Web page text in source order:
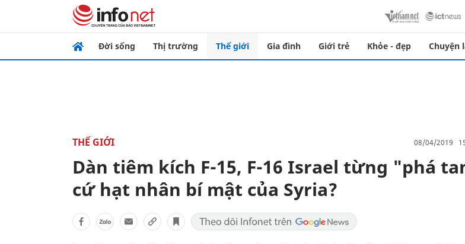
Đời sống Thị trường Thế giới Gia đình Giới trẻ Khỏe - đẹp Chuyện
THẾ GIỚI 08/04/2019
Dàn tiêm kích F-15, F-16 Israel từng "phá
cứ hạt nhân bí mật của Syria?